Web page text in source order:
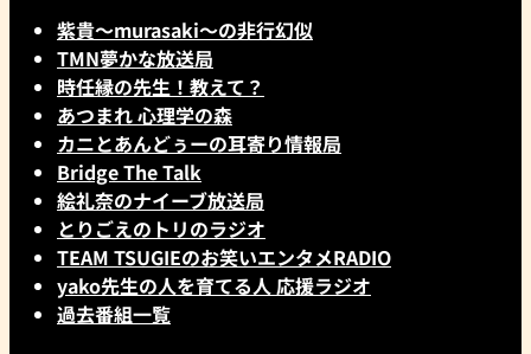
紫貴～murasaki～の非行幻似
TMN夢かな放送局
時任縁の先生！教えて？
あつまれ 心理学の森
カニとあんどぅーの耳寄り情報局
Bridge The Talk
絵礼奈のナイーブ放送局
とりごえのトリのラジオ
TEAM TSUGIEのお笑いエンタメRADIO
yako先生の人を育てる人 応援ラジオ
過去番組一覧